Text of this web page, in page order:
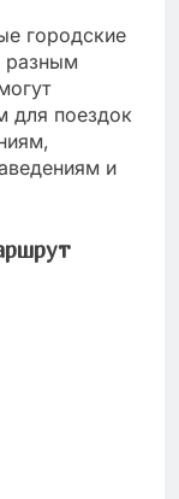
городские
разным
для поездок
и